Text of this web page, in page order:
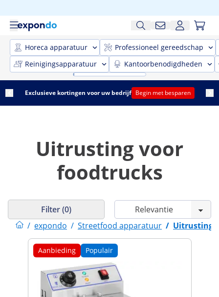
Horeca apparatuur
Professioneel gereedschap
Reinigingsapparatuur
Kantoorbenodigdheden
Exclusieve kortingen voor uw bedrijf Begin met besparen
Uitrusting voor
foodtrucks
/ expondo / Streetfood apparatuur / Uitrusting
Filter (0)
Aanbieding Populair